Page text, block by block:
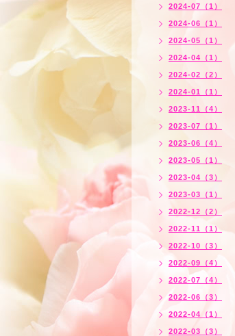
2024-07（1）
2024-06（1）
2024-05（1）
2024-04（1）
2024-02（2）
2024-01（1）
2023-11（4）
2023-07（1）
2023-06（4）
2023-05（1）
2023-04（3）
2023-03（1）
2022-12（2）
2022-11（1）
2022-10（3）
2022-09（4）
2022-07（4）
2022-06（3）
2022-04（1）
2022-03（3）